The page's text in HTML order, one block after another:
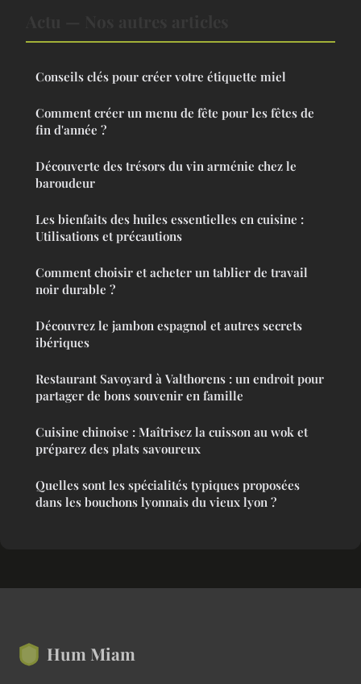
Conseils clés pour créer votre étiquette miel
Comment créer un menu de fête pour les fêtes de
fin d'année ?
Découverte des trésors du vin arménie chez le
baroudeur
Les bienfaits des huiles essentielles en cuisine :
Utilisations et précautions
Comment choisir et acheter un tablier de travail
noir durable ?
Découvrez le jambon espagnol et autres secrets
ibériques
Restaurant Savoyard à Valthorens : un endroit pour
partager de bons souvenir en famille
Cuisine chinoise : Maîtrisez la cuisson au wok et
préparez des plats savoureux
Quelles sont les spécialités typiques proposées
dans les bouchons lyonnais du vieux lyon ?
Hum Miam